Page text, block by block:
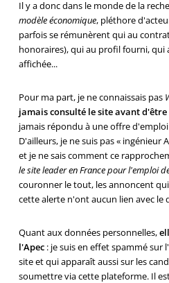
Il y a donc dans le monde de la
modèle économique, pléthore
parfois se rémunèrent qui au
honoraires), qui au profil fourni, qui
affichée...
Pour ma part, je ne connaissais pas
jamais consulté le site avant d'être
jamais répondu à une offre
D'ailleurs, je ne suis pas « ingénieur
et je ne sais comment ce
le site leader en France pour l'emploi
couronner le tout, les annoncent
cette alerte n'ont aucun lien avec le
Quant aux données personnelles,
l'Apec: je suis en effet spammé sur
site et qui apparaît aussi sur les
soumettre via cette plateforme. Il